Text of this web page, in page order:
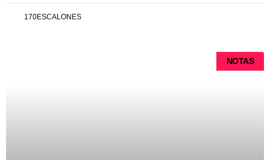
170ESCALONES
NOTAS